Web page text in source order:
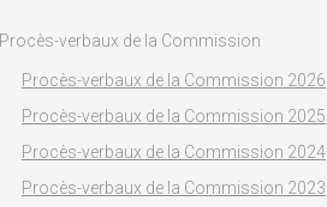
Procès-verbaux de la Commission
Procès-verbaux de la Commission 2026
Procès-verbaux de la Commission 2025
Procès-verbaux de la Commission 2024
Procès-verbaux de la Commission 2023